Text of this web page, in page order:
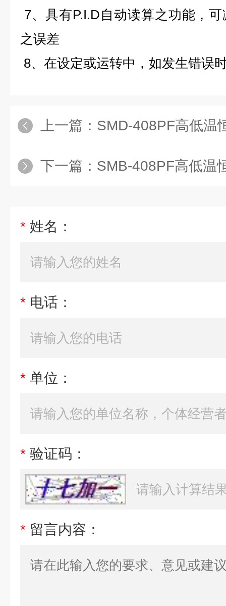
7、具有P.I.D自动读算之功能，
之误差
8、在设定或运转中，如发生错误
上一篇： SMD-408PF高低温恒
下一篇： SMB-408PF高低温恒
* 姓名：
* 电话：
* 单位：
* 验证码：
* 留言内容：